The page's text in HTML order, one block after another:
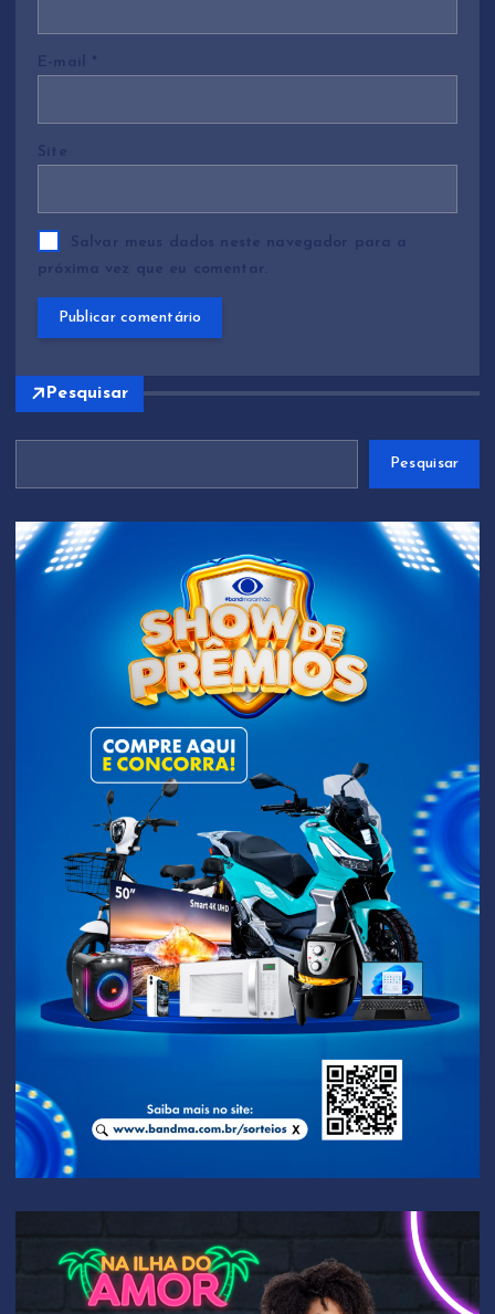
s
t
E-mail *
Site
Salvar meus dados neste navegador para a
próxima vez que eu comentar.
Pesquisar
Pesquisar